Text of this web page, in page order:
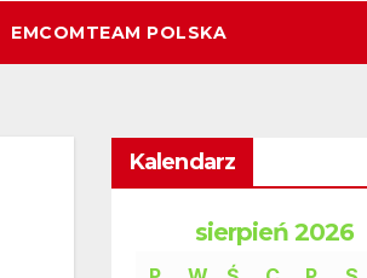
EMCOMTEAM POLSKA
Kalendarz
sierpień 2026